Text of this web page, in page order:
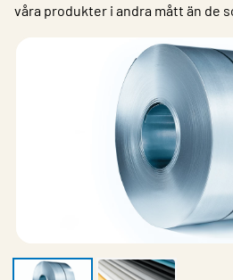
våra produkter i andra mått än de